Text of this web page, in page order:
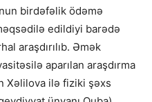
birdəfəlik ödəmə
edildiyi barədə
araşdırılıb. Əmək
aparılan araşdırma
Xəlilova ilə fiziki şəxs